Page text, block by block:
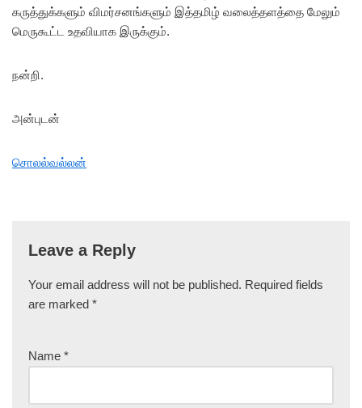
கருத்துக்களும் விமர்சனங்களும் இத்தமிழ் வலைத்தளத்தை மேலும்
மெருகூட்ட உதவியாக இருக்கும்.
நன்றி.
அன்புடன்
சொலல்வல்லன்
Leave a Reply
Your email address will not be published. Required fields
are marked *
Name *